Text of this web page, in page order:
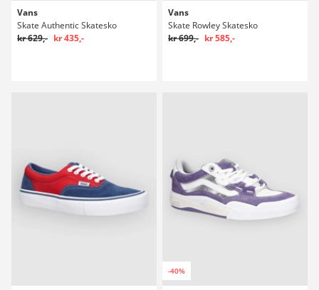
Vans
Skate Authentic Skatesko
kr 629,- kr 435,-
Vans
Skate Rowley Skatesko
kr 699,- kr 585,-
-40%